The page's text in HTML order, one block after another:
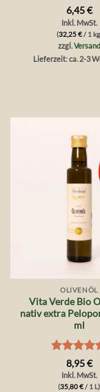
Bewertet
mit
0
von
6,45€
Inkl. MwSt.
(32,25€/ 1
zzgl. Versand
Lieferzeit: ca. 2-3
OLIVENÖL
Vita Verde Bio
nativ extra
ml
Bewertet
mit5 von
8,95€
Inkl. MwSt.
(35,80€/ 1 L)